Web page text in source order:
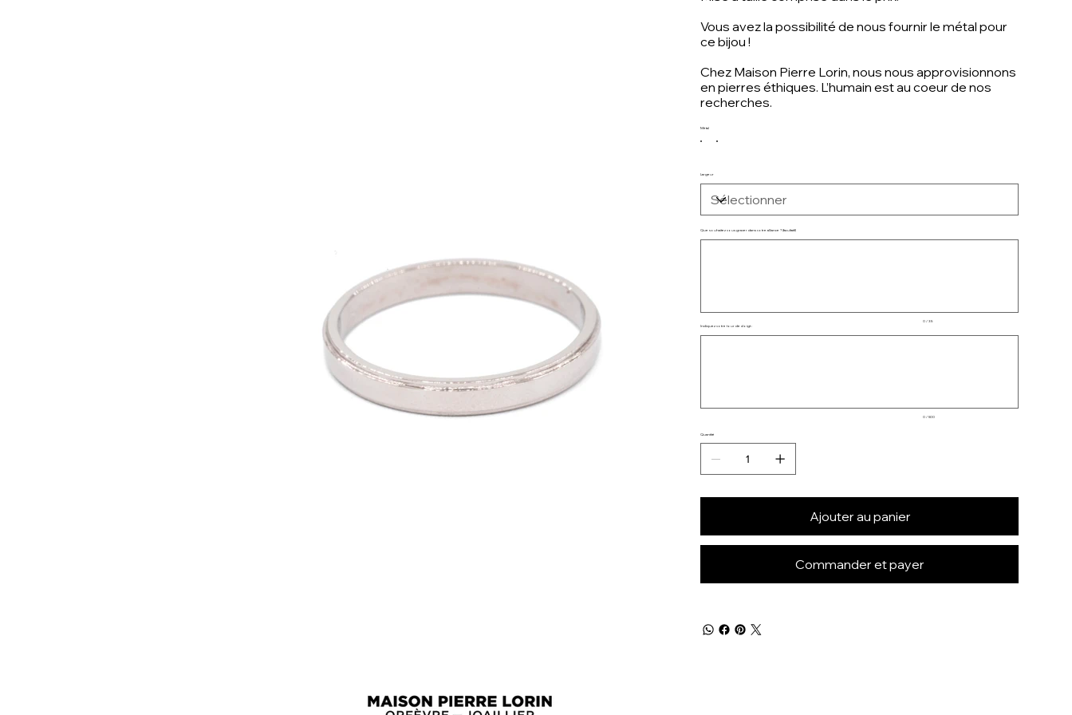
Vous avez la possibilité de nous fournir le métal pour
ce bijou !
Chez Maison Pierre Lorin, nous nous approvisionnons
en pierres éthiques. L’humain est au coeur de nos
recherches.
Métal
Largeur
Que souhaitez vous graver dans votre alliance ? (facultatif)
0 / 35
Indiquez votre tour de doigt :
0 / 500
Quantité
Ajouter au panier
Commander et payer